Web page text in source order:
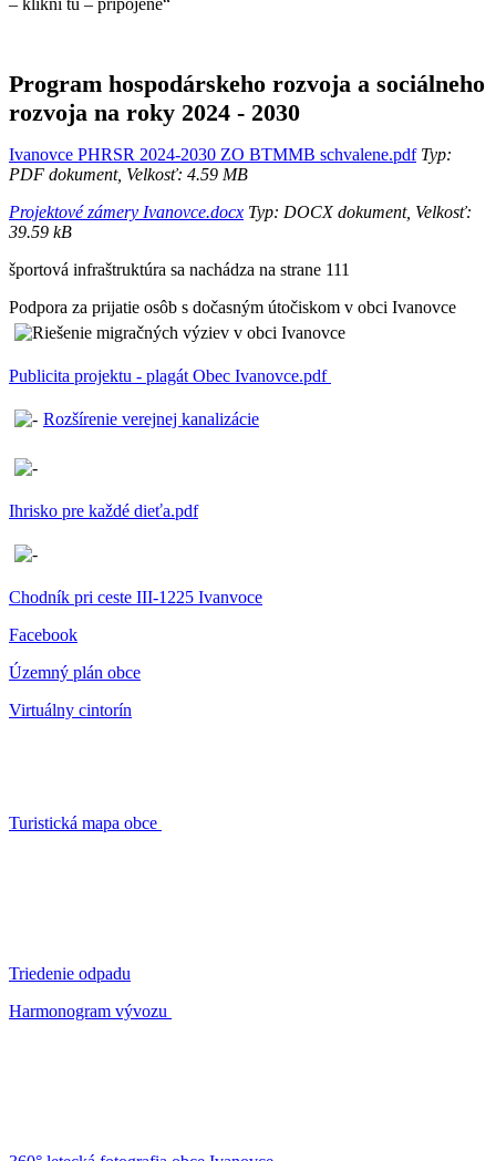
– klikni tu – pripojené“
Program hospodárskeho rozvoja a sociálneho
rozvoja na roky 2024 - 2030
Ivanovce PHRSR 2024-2030 ZO BTMMB schvalene.pdfTyp:
PDF dokument, Velkosť: 4.59 MB
Projektové zámery Ivanovce.docx Typ: DOCX dokument, Velkosť:
39.59 kB
športová infraštruktúra sa nachádza na strane 111
Podpora za prijatie osôb s dočasným útočiskom v obci Ivanovce
Publicita projektu - plagát Obec Ivanovce.pdf
Rozšírenie verejnej kanalizácie
Ihrisko pre každé dieťa.pdf
Chodník pri ceste III-1225 Ivanvoce
Facebook
Územný plán obce
Virtuálny cintorín
Turistická mapa obce
Triedenie odpadu
Harmonogram vývozu